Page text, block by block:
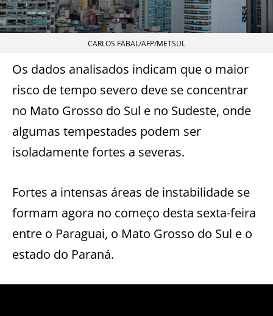
CARLOS FABAL/AFP/METSUL
Os dados analisados indicam que o maior
risco de tempo severo deve se concentrar
no Mato Grosso do Sul e no Sudeste, onde
algumas tempestades podem ser
isoladamente fortes a severas.
Fortes a intensas áreas de instabilidade se
formam agora no começo desta sexta-feira
entre o Paraguai, o Mato Grosso do Sul e o
estado do Paraná.